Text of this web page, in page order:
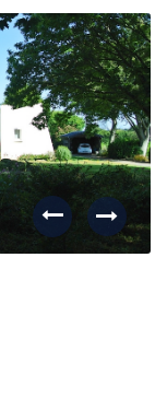
Nos outils